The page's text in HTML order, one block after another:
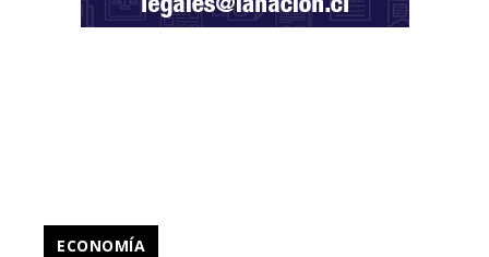
ECONOMÍA